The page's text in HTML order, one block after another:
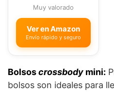
Muy valorado
Ver en Amazon
Envío rápido y seguro
Bolsoscrossbody mini:
bolsos son ideales para